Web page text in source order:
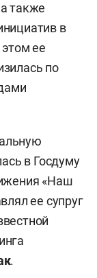
также
в
ее
по
в Госдуму
«Наш
ее супруг
.